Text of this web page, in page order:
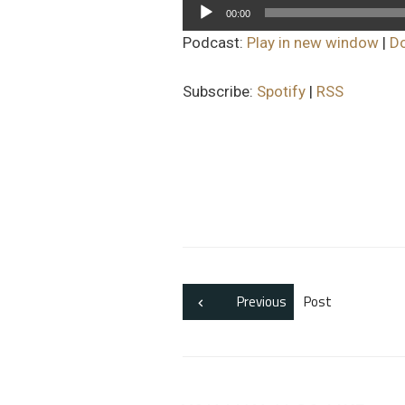
Lecteur
audio
00:00
Podcast: Play in new window |
Subscribe: Spotify | RSS
Previous Post